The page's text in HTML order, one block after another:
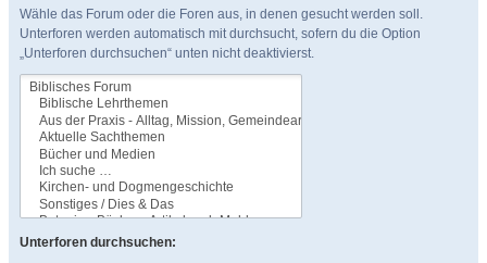
Wähle das Forum oder die Foren aus, in denen gesucht werden soll.
Unterforen werden automatisch mit durchsucht, sofern du die Option
„Unterforen durchsuchen“ unten nicht deaktivierst.
Unterforen durchsuchen: